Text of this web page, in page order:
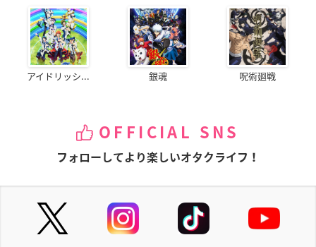
アイドリッシ... 銀魂 呪術廻戦
OFFICIAL SNS
フォローしてより楽しいオタクライフ！